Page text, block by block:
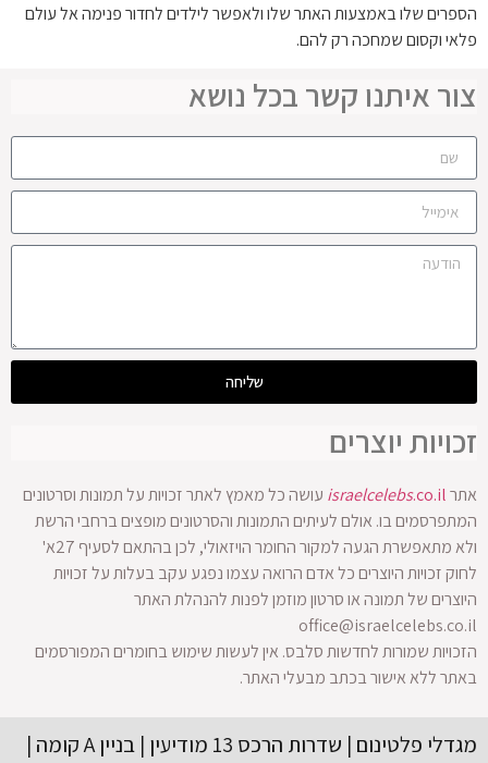
הספרים שלו באמצעות האתר שלו ולאפשר לילדים לחדור פנימה אל עולם
פלאי וקסום שמחכה רק להם.
צור איתנו קשר בכל נושא
שליחה
זכויות יוצרים
אתר israelcelebs.co.il
עושה כל מאמץ לאתר זכויות על תמונות וסרטונים
המתפרסמים בו. אולם לעיתים התמונות והסרטונים מופצים ברחבי הרשת
ולא מתאפשרת הגעה למקור החומר הויזאולי, לכן בהתאם לסעיף 27א'
לחוק זכויות היוצרים כל אדם הרואה עצמו נפגע עקב בעלות על זכויות
היוצרים של תמונה או סרטון מוזמן לפנות להנהלת האתר
office@israelcelebs.co.il
הזכויות שמורות לחדשות סלבס. אין לעשות שימוש בחומרים המפורסמים
באתר ללא אישור בכתב מבעלי האתר.
מגדלי פלטינום | שדרות הרכס 13 מודיעין | בניין A קומה |